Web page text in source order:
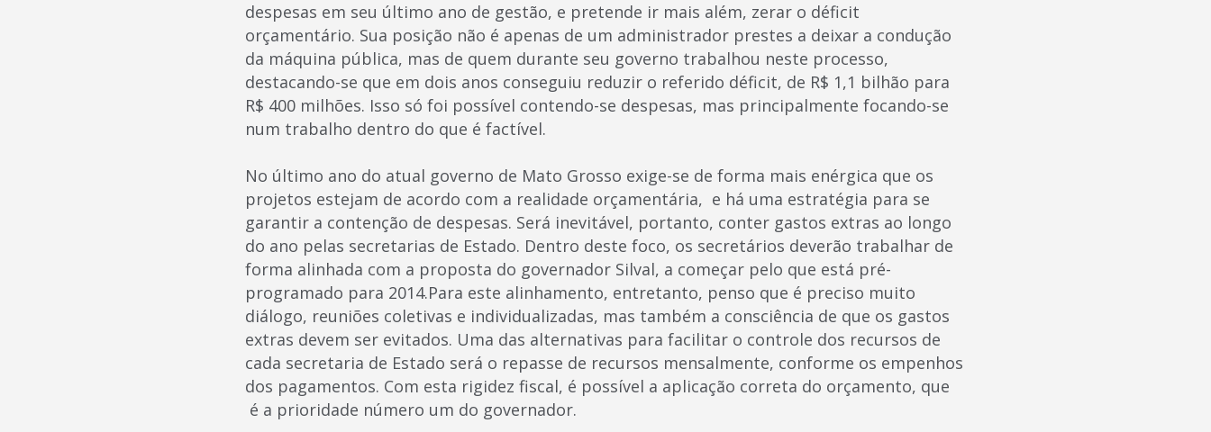
despesas em seu último ano de gestão, e pretende ir mais além, zerar o déficit
orçamentário. Sua posição não é apenas de um administrador prestes a deixar a condução
da máquina pública, mas de quem durante seu governo trabalhou neste processo,
destacando-se que em dois anos conseguiu reduzir o referido déficit, de R$ 1,1 bilhão para
R$ 400 milhões. Isso só foi possível contendo-se despesas, mas principalmente focando-se
num trabalho dentro do que é factível.
No último ano do atual governo de Mato Grosso exige-se de forma mais enérgica que os
projetos estejam de acordo com a realidade orçamentária, e há uma estratégia para se
garantir a contenção de despesas. Será inevitável, portanto, conter gastos extras ao longo
do ano pelas secretarias de Estado. Dentro deste foco, os secretários deverão trabalhar de
forma alinhada com a proposta do governador Silval, a começar pelo que está pré-
programado para 2014.Para este alinhamento, entretanto, penso que é preciso muito
diálogo, reuniões coletivas e individualizadas, mas também a consciência de que os gastos
extras devem ser evitados. Uma das alternativas para facilitar o controle dos recursos de
cada secretaria de Estado será o repasse de recursos mensalmente, conforme os empenhos
dos pagamentos. Com esta rigidez fiscal, é possível a aplicação correta do orçamento, que
é a prioridade número um do governador.